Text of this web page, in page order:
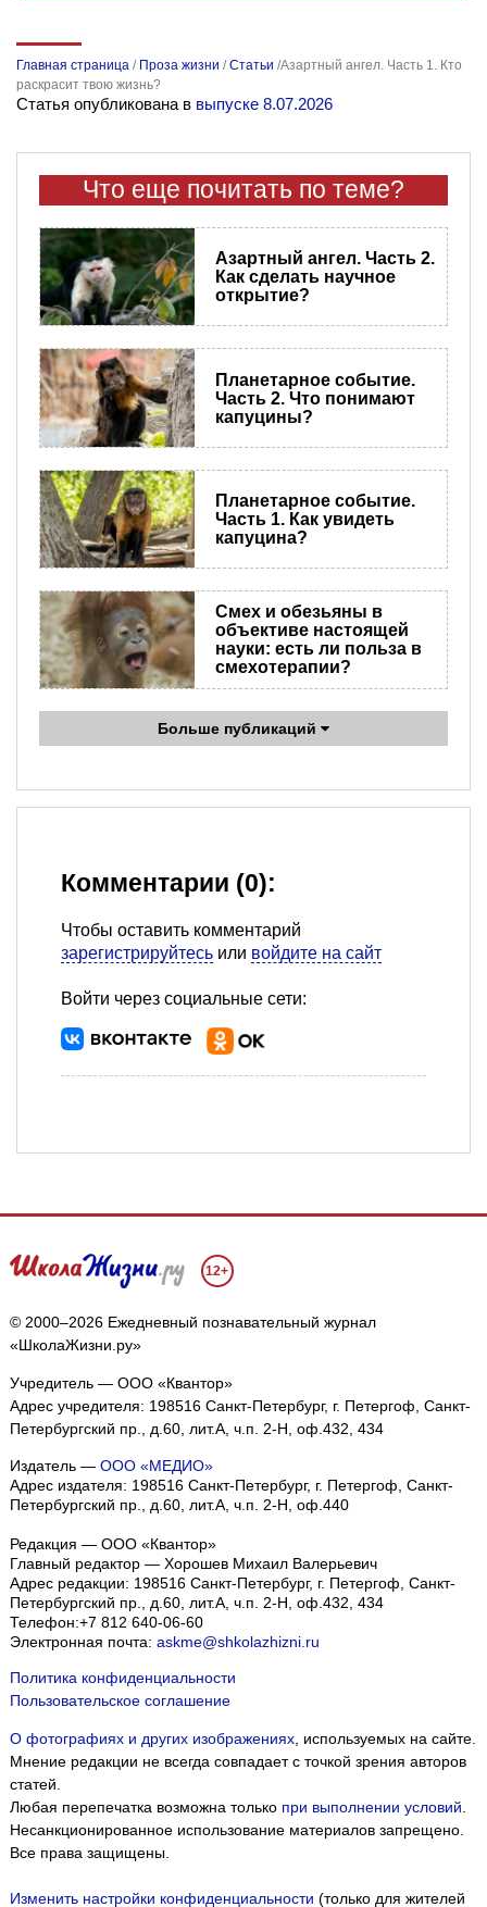
Главная страница / Проза жизни /Статьи /​Азартный ангел. Часть 1. Кто
раскрасит твою жизнь?
Статья опубликована в выпуске 8.07.2026
Что еще почитать по теме?
​Азартный ангел. Часть 2.
Как сделать научное
открытие?
Планетарное событие.
Часть 2. Что понимают
капуцины?
Планетарное событие.
Часть 1. Как увидеть
капуцина?
Смех и обезьяны в
объективе настоящей
науки: есть ли польза в
смехотерапии?
Больше публикаций
Комментарии (0):
Чтобы оставить комментарий
зарегистрируйтесь или войдите на сайт
Войти через социальные сети:
12+
© 2000–2026 Ежедневный познавательный журнал
«ШколаЖизни.ру»
Учредитель — ООО «Квантор»
Адрес учредителя: 198516 Санкт-Петербург, г. Петергоф, Санкт-
Петербургский пр., д.60, лит.А, ч.п. 2-Н, оф.432, 434
Издатель — ООО «МЕДИО»
Адрес издателя: 198516 Санкт-Петербург, г. Петергоф, Санкт-
Петербургский пр., д.60, лит.А, ч.п. 2-Н, оф.440
Редакция — ООО «Квантор»
Главный редактор — Хорошев Михаил Валерьевич
Адрес редакции: 198516 Санкт-Петербург, г. Петергоф Санкт-
Петербургский пр., д.60, лит.А, ч.п. 2-Н, оф.432, 434
Телефон:+7 812 640-06-60
Электронная почта: askme@shkolazhizni.ru
Политика конфиденциальности
Пользовательское соглашение
О фотографиях и других изображениях, используемых на сайте.
Мнение редакции не всегда совпадает с точкой зрения авторов
статей.
Любая перепечатка возможна только при выполнении условий
Несанкционированное использование материалов запрещено.
Все права защищены.
Изменить настройки конфиденциальности (только для жителей